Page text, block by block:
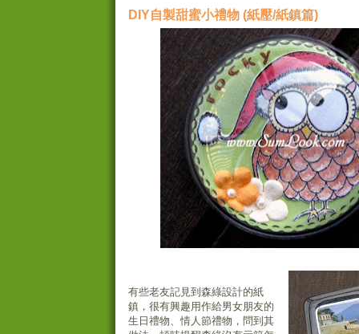
DIY自製甜蜜小禮物 (紙壓/紙鎮篇)
有些老友記見到森綠設計的紙
鎮，很有興趣用作給男女朋友的
生日禮物、情人節禮物，問到其